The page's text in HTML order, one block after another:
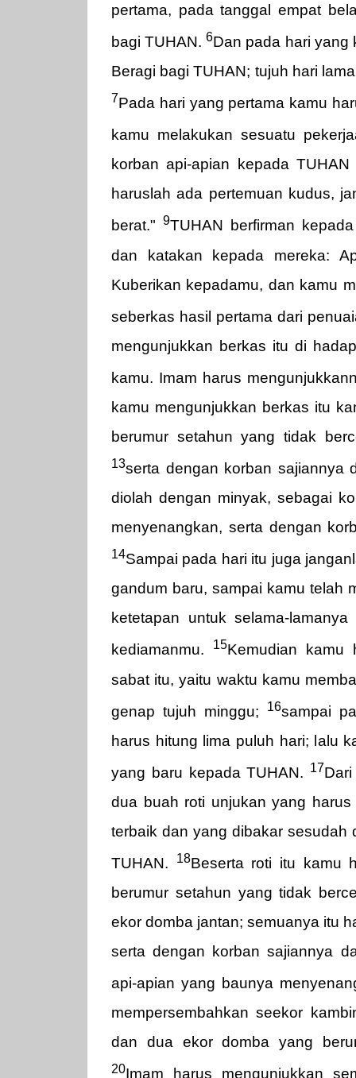
pertama, pada tanggal empat
bagi TUHAN.6Dan pada hari yang
Beragi bagi TUHAN; tujuh hari
7Pada hari yang pertama kamu
kamu melakukan sesuatu
korban api-apian kepada
haruslah ada pertemuan kudus,
berat." 9TUHAN berfirman
dan katakan kepada mereka:
Kuberikan kepadamu, dan kamu
seberkas hasil pertama dari
mengunjukkan berkas itu di
kamu. Imam harus
kamu mengunjukkan berkas itu
berumur setahun yang tidak
13serta dengan korban sajiannya
diolah dengan minyak, sebagai
menyenangkan, serta dengan
14Sampai pada hari itu juga
gandum baru, sampai kamu telah
ketetapan untuk selama-
kediamanmu.
15Kemudian kamu
sabat itu, yaitu waktu kamu
genap tujuh minggu;
16sampai
harus hitung lima puluh hari; lalu
yang baru kepada TUHAN. 17
dua buah roti unjukan yang
terbaik dan yang dibakar sesudah
TUHAN.
18Beserta roti itu kamu
berumur setahun yang tidak
ekor domba jantan; semuanya itu
serta dengan korban sajiannya
api-apian yang baunya
mempersembahkan seekor
dan dua ekor domba yang
20Imam harus mengunjukkan